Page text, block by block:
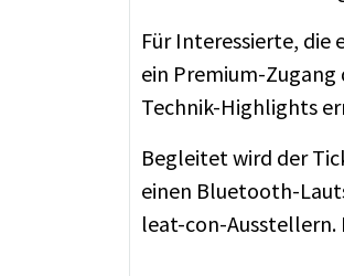
Für Interessierte, die
ein Premium-Zugang
Technik-Highlights
Begleitet wird der
einen Bluetooth-
leat-con-Ausstellern.